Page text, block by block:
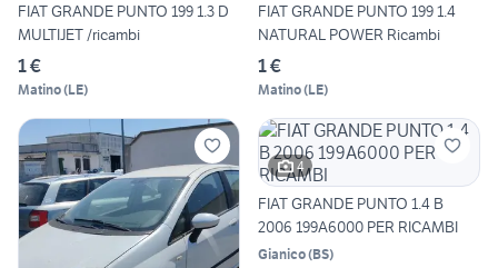
FIAT GRANDE PUNTO 199 1.3 D
MULTIJET /ricambi
1 €
Matino(LE)
FIAT GRANDE PUNTO 199 1.4
NATURAL POWER Ricambi
1 €
Matino(LE)
4
FIAT GRANDE PUNTO 1.4 B
2006 199A6000 PER RICAMBI
Gianico(BS)